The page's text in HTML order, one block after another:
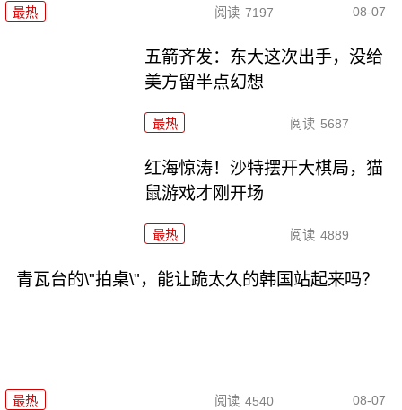
最热 阅读 7197 08-07
五箭齐发：东大这次出手，没给
美方留半点幻想
最热 阅读 5687
红海惊涛！沙特摆开大棋局，猫
鼠游戏才刚开场
最热 阅读 4889
青瓦台的\"拍桌\"，能让跪太久的韩国站起来吗？
最热 阅读 4540 08-07